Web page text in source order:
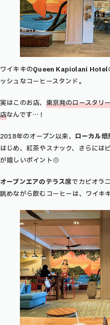
ワイキキのQueen Kapiolani Hotel
ッシュなコーヒースタンド。
実はこのお店、 東京発のロースタリ
店なんです…！
2018年のオープン以来、 ローカル
はじめ、紅茶やスナック、さらには
が嬉しいポイント◎
オープンエアのテラス席でカピオラ
眺めながら飲むコーヒーは、ワイ